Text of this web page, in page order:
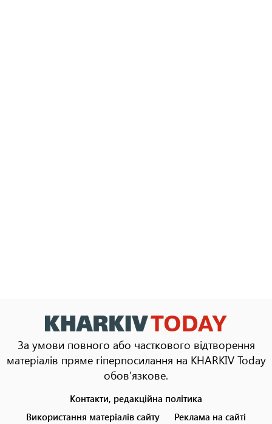
За умови повного або часткового відтворення
матеріалів пряме гіперпосилання на KHARKIV Today
обов'язкове.
menu
Контакти, редакційна політика
Використання матеріалів сайту
Реклама на сайті